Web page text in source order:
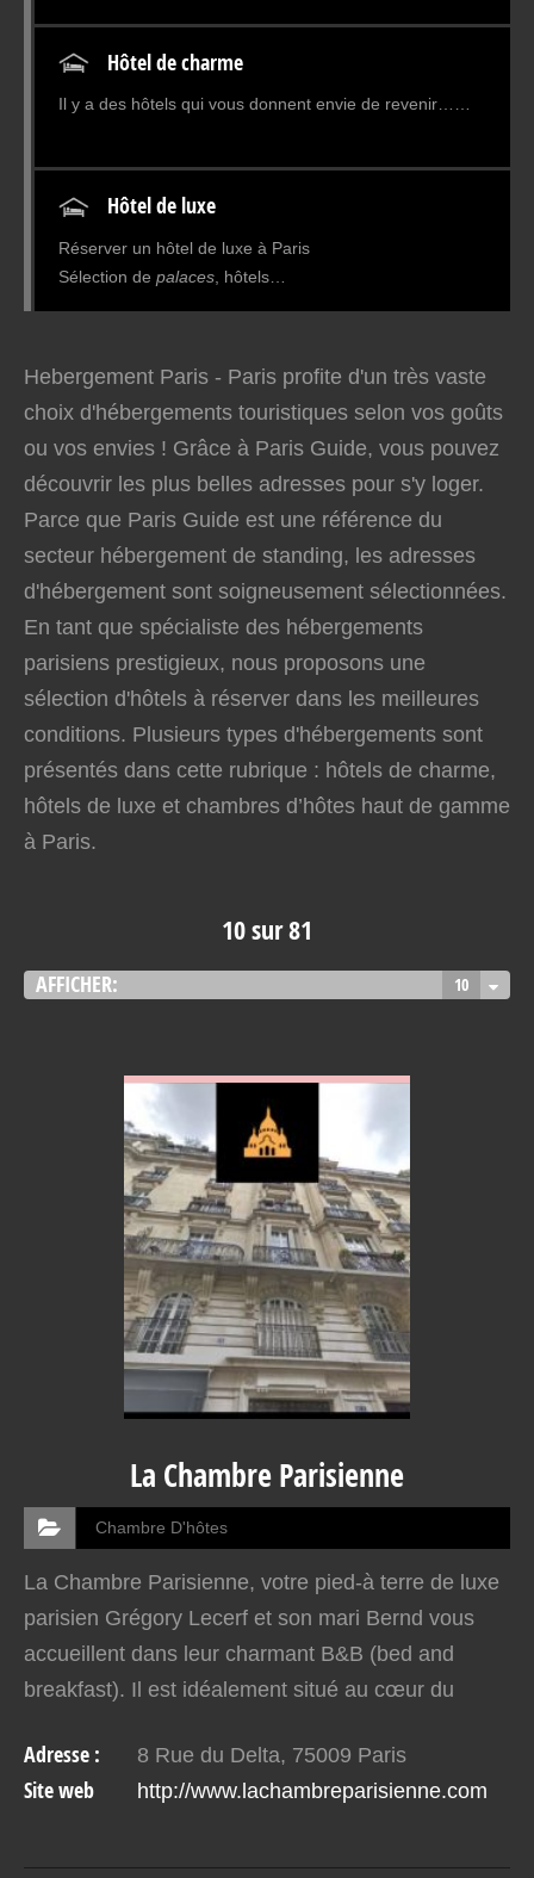
Hôtel de charme
Il y a des hôtels qui vous donnent envie de revenir……
Hôtel de luxe
Réserver un hôtel de luxe à Paris
Sélection de palaces , hôtels…
Hebergement Paris - Paris profite d'un très vaste
choix d'hébergements touristiques selon vos goûts
ou vos envies ! Grâce à Paris Guide, vous pouvez
découvrir les plus belles adresses pour s'y loger.
Parce que Paris Guide est une référence du
secteur hébergement de standing, les adresses
d'hébergement sont soigneusement sélectionnées.
En tant que spécialiste des hébergements
parisiens prestigieux, nous proposons une
sélection d'hôtels à réserver dans les meilleures
conditions. Plusieurs types d'hébergements sont
présentés dans cette rubrique : hôtels de charme,
hôtels de luxe et chambres d’hôtes haut de gamme
à Paris.
10 sur 81
AFFICHER: 10
La Chambre Parisienne
Chambre D'hôtes
La Chambre Parisienne, votre pied-à terre de luxe
parisien Grégory Lecerf et son mari Bernd vous
accueillent dans leur charmant B&B (bed and
breakfast). Il est idéalement situé au cœur du
Parisienne est une…
Adresse : 8 Rue du Delta, 75009 Paris
Site web http://www.lachambreparisienne.com